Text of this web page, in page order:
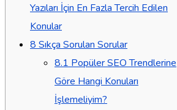
Yazıları İçin En Fazla Tercih Edilen
Konular
8 Sıkça Sorulan Sorular
8.1 Popüler SEO Trendlerine
Göre Hangi Konuları
İşlemeliyim?